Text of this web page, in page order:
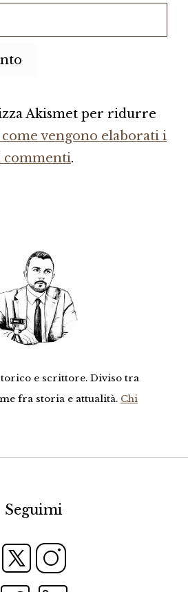
Akismet per ridurre
vengono elaborati i
commenti.
e scrittore. Diviso tra
fra storia e attualità. Chi
Seguimi